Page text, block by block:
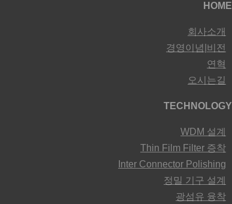
HOME
회사소개
경영이념|비전
연혁
오시는길
TECHNOLOGY
WDM 설계
Thin Film Filter 증착
Inter Connector Polishing
정밀 기구 설계
광섬유 융착